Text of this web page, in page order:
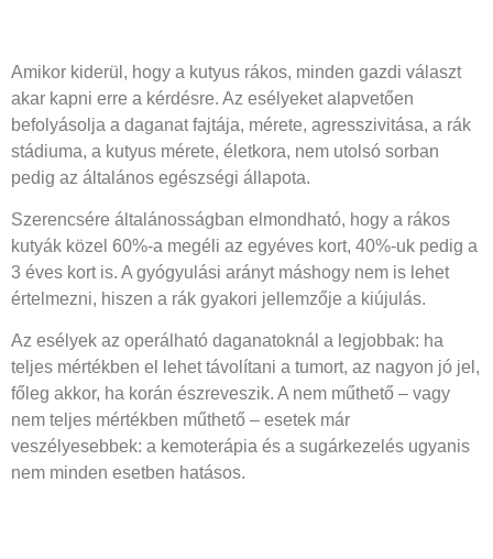
Amikor kiderül, hogy a kutyus rákos, minden gazdi választ
akar kapni erre a kérdésre. Az esélyeket alapvetően
befolyásolja a daganat fajtája, mérete, agresszivitása, a rák
stádiuma, a kutyus mérete, életkora, nem utolsó sorban
pedig az általános egészségi állapota.
Szerencsére általánosságban elmondható, hogy a rákos
kutyák közel 60%-a megéli az egyéves kort, 40%-uk pedig a
3 éves kort is. A gyógyulási arányt máshogy nem is lehet
értelmezni, hiszen a rák gyakori jellemzője a kiújulás.
Az esélyek az operálható daganatoknál a legjobbak: ha
teljes mértékben el lehet távolítani a tumort, az nagyon jó jel,
főleg akkor, ha korán észreveszik. A nem műthető – vagy
nem teljes mértékben műthető – esetek már
veszélyesebbek: a kemoterápia és a sugárkezelés ugyanis
nem minden esetben hatásos.